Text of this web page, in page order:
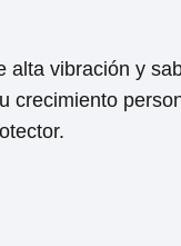
vibración y
crecimiento